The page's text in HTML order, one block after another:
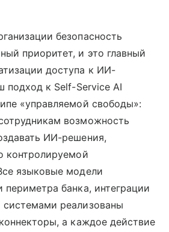
безопасность
приоритет, и это главный
доступа к ИИ-
подход к Self-Service AI
«управляемой свободы»:
возможность
ИИ-решения,
контролируемой
языковые модели
периметра банка, интеграции
реализованы
а каждое действие